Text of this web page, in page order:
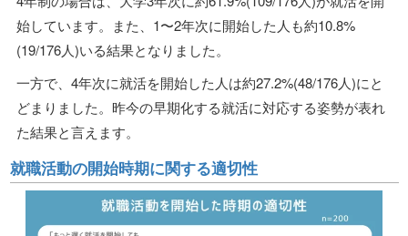
始しています。また、1〜2年次に開始した人も約10.8%
(19/176人)いる結果となりました。
一方で、4年次に就活を開始した人は約27.2%(48/176人)にと
どまりました。昨今の早期化する就活に対応する姿勢が表れ
た結果と言えます。
就職活動の開始時期に関する適切性